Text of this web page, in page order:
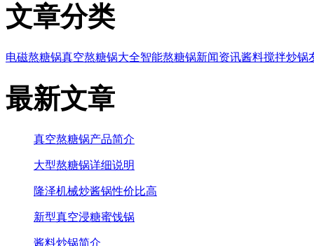
文章分类
电磁熬糖锅真空熬糖锅大全智能熬糖锅新闻资讯酱料搅拌炒锅
最新文章
真空熬糖锅产品简介
大型熬糖锅详细说明
隆泽机械炒酱锅性价比高
新型真空浸糖蜜饯锅
酱料炒锅简介